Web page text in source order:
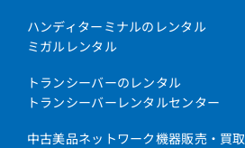
ハンディターミナルのレンタル
ミガルレンタル
トランシーバーのレンタル
トランシーバーレンタルセンター
中古美品ネットワーク機器販売・買取